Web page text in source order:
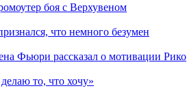
боя с Верхувеном
что немного безумен
Фьюри рассказал о мотивации Рико
то, что хочу»